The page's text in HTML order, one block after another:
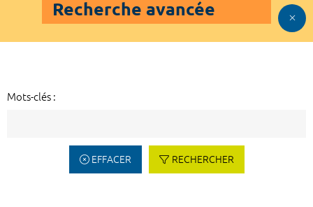
Recherche avancée
Mots-clés :
EFFACER RECHERCHER